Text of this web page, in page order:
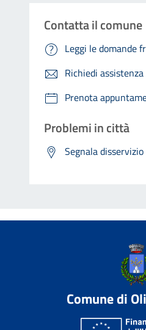
Contatta il comune
Leggi le domande
Richiedi assistenza
Prenota
Problemi in città
Segnala disservizio
Comune di